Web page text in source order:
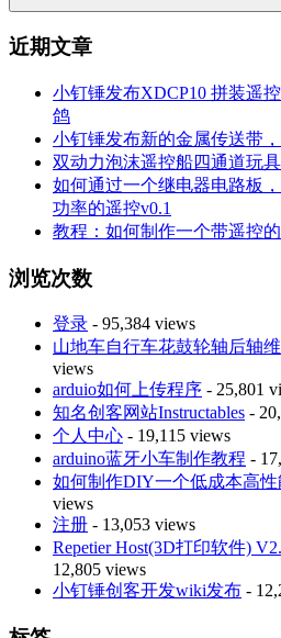
近期文章
小钉锤发布XDCP10 拼装遥
鸽
小钉锤发布新的金属传送带
双动力泡沫遥控船四通道玩
如何通过一个继电器电路板
功率的遥控v0.1
教程：如何制作一个带遥控
浏览次数
登录 - 95,384 views
山地车自行车花鼓轮轴后轴
views
arduio如何上传程序 - 25,801
知名创客网站Instructables -
个人中心 - 19,115 views
arduino蓝牙小车制作教程 -
如何制作DIY一个低成本高性
views
注册 - 13,053 views
Repetier Host(3D打印软件)
12,805 views
小钉锤创客开发wiki发布 -